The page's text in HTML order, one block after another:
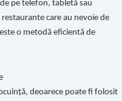
pe telefon, tabletă sau
care au nevoie de
o metodă eficientă de
deoarece poate fi folosit